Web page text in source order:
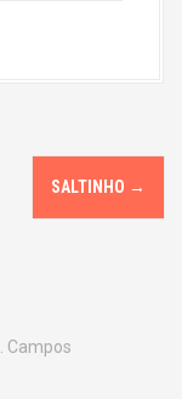
SALTINHO →
Campos